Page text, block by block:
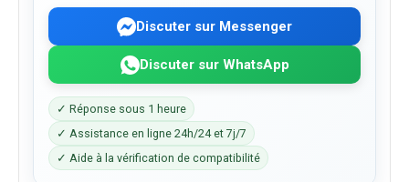
Discuter sur Messenger
Discuter sur WhatsApp
✓ Réponse sous 1 heure
✓ Assistance en ligne 24h/24 et 7j/7
✓ Aide à la vérification de compatibilité